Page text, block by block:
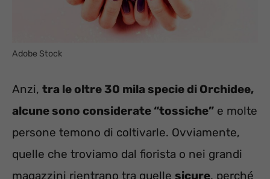
Adobe Stock
Anzi, tra le oltre 30 mila specie di Orchidee,
alcune sono considerate “tossiche” e molte
persone temono di coltivarle. Ovviamente,
quelle che troviamo dal fiorista o nei grandi
magazzini rientrano tra quelle sicure, perché